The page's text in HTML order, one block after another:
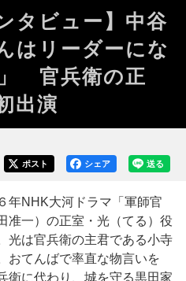
タビュー】中谷
はリーダーにな
官兵衛の正
出演
送る
シェア
ポスト
年NHK大河ドラマ「軍師官
准一）の正室・光（てる）役
光は官兵衛の主君である小寺
おてんばで率直な物言いを
衛に代わり、城を守る黒田家